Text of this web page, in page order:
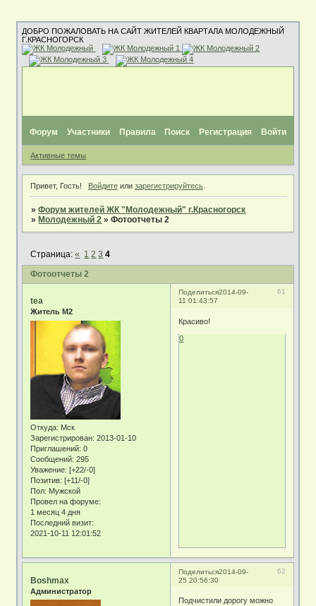
ДОБРО ПОЖАЛОВАТЬ НА САЙТ ЖИТЕЛЕЙ КВАРТАЛА МОЛОДЕЖНЫЙ
Г.КРАСНОГОРСК
Форум Участники Правила Поиск Регистрация Войти
Активные темы
Привет, Гость! Войдитеили зарегистрируйтесь.
»Форум жителей ЖК "Молодежный" г.Красногорск
» Молодежный 2 »Фотоотчеты 2
Фотоотчеты 2
Страница:« 1 2 3 4
Поделиться 61
2014-09-
11 01:43:57
tea
Житель М2
Откуда: Мск
Зарегистрирован: 2013-01-10
Приглашений: 0
Сообщений: 295
Уважение: [+22/-0]
Позитив: [+11/-0]
Пол: Мужской
Провел на форуме:
1 месяц 4 дня
Последний визит:
2021-10-11 12:01:52
Красиво!
0
Поделиться 62
2014-09-
25 20:56:30
Boshmax
Администратор
Подчистили дорогу можно